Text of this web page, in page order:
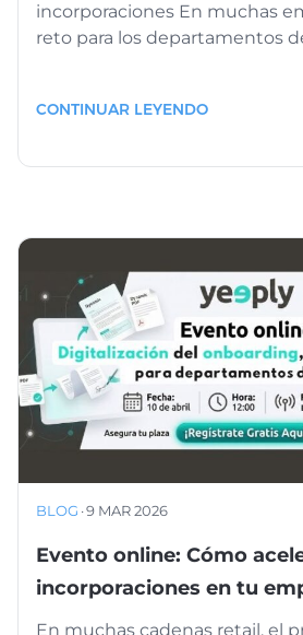
incorporaciones En muchas
reto para los departamentos
CONTINUAR LEYENDO
BLOG ·9 MAR 2026
Evento online: Cómo
incorporaciones en tu
En muchas cadenas retail, el